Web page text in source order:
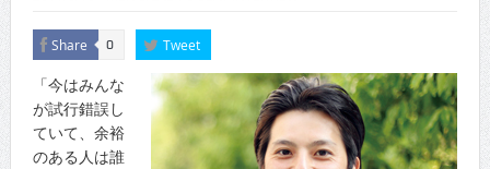
CINEMA×STYLE 286号
CINEMA×STYLE 285号
CINEMA×STYLE 294号
Share 0 Tweet
「今はみんな
が試行錯誤し
ていて、余裕
のある人は誰